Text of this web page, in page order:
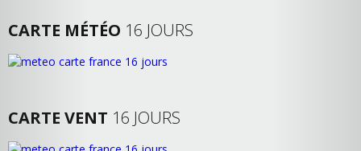
CARTE MÉTÉO 16 JOURS
CARTE VENT 16 JOURS